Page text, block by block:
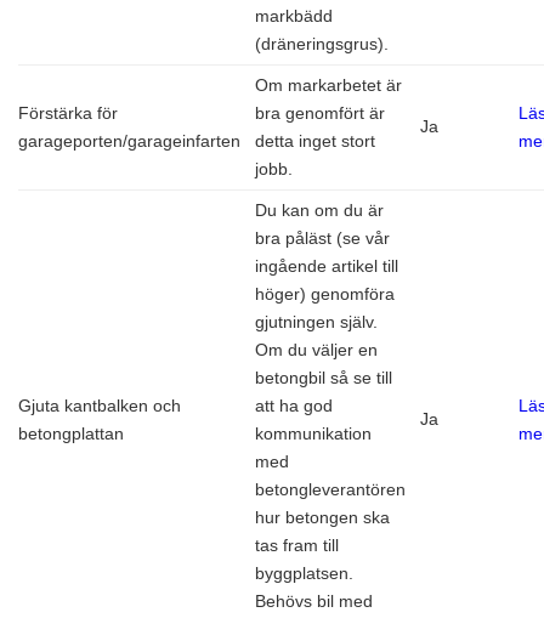
markbädd
(dräneringsgrus).
Förstärka för
garageporten/garageinfarten
Om markarbetet är
bra genomfört är
detta inget stort
jobb.
Ja
Gjuta kantbalken och
betongplattan
Du kan om du är
bra påläst (se vår
ingående artikel till
höger) genomföra
gjutningen själv.
Om du väljer en
betongbil så se till
att ha god
kommunikation
med
betongleverantören
hur betongen ska
tas fram till
byggplatsen.
Behövs bil med
Ja